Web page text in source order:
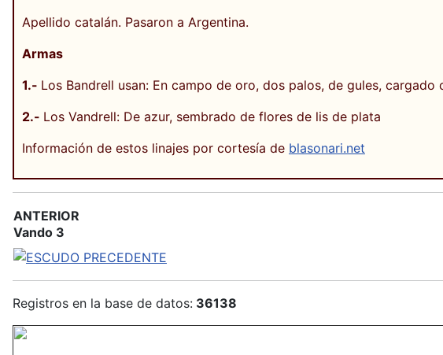
Apellido catalán. Pasaron a Argentina.
Armas
1.- Los Bandrell usan: En campo de oro, dos palos, de gules,
2.- Los Vandrell: De azur, sembrado de flores de lis de plata
Información de estos linajes por cortesía de blasonari.net
ANTERIOR
Vando 3
Registros en la base de datos: 36138